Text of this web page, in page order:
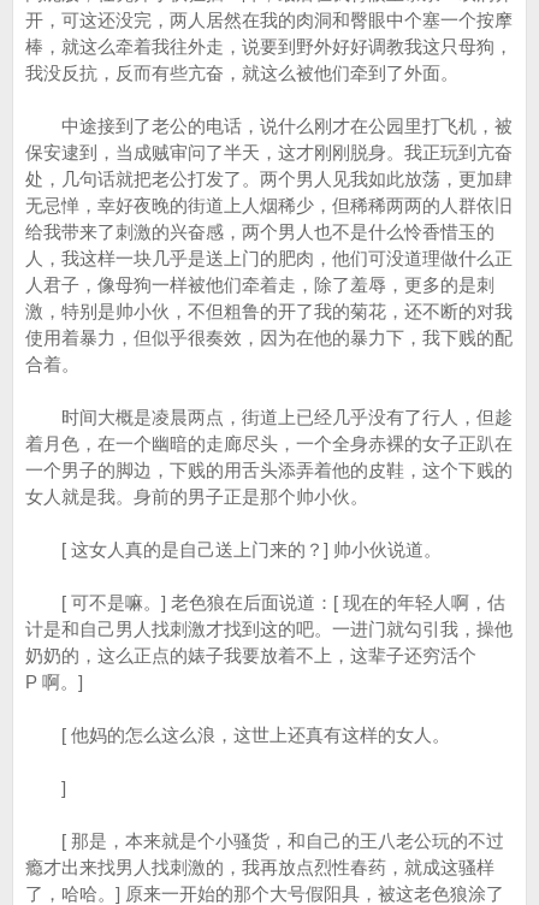
开，可这还没完，两人居然在我的肉洞和臀眼中个塞一个按摩
棒，就这么牵着我往外走，说要到野外好好调教我这只母狗，
我没反抗，反而有些亢奋，就这么被他们牵到了外面。
中途接到了老公的电话，说什么刚才在公园里打飞机，被
保安逮到，当成贼审问了半天，这才刚刚脱身。我正玩到亢奋
处，几句话就把老公打发了。两个男人见我如此放荡，更加肆
无忌惮，幸好夜晚的街道上人烟稀少，但稀稀两两的人群依旧
给我带来了刺激的兴奋感，两个男人也不是什么怜香惜玉的
人，我这样一块几乎是送上门的肥肉，他们可没道理做什么正
人君子，像母狗一样被他们牵着走，除了羞辱，更多的是刺
激，特别是帅小伙，不但粗鲁的开了我的菊花，还不断的对我
使用着暴力，但似乎很奏效，因为在他的暴力下，我下贱的配
合着。
时间大概是凌晨两点，街道上已经几乎没有了行人，但趁
着月色，在一个幽暗的走廊尽头，一个全身赤裸的女子正趴在
一个男子的脚边，下贱的用舌头添弄着他的皮鞋，这个下贱的
女人就是我。身前的男子正是那个帅小伙。
[ 这女人真的是自己送上门来的？] 帅小伙说道。
[ 可不是嘛。] 老色狼在后面说道：[ 现在的年轻人啊，估
计是和自己男人找刺激才找到这的吧。一进门就勾引我，操他
奶奶的，这么正点的婊子我要放着不上，这辈子还穷活个
P 啊。]
[ 他妈的怎么这么浪，这世上还真有这样的女人。
]
[ 那是，本来就是个小骚货，和自己的王八老公玩的不过
瘾才出来找男人找刺激的，我再放点烈性春药，就成这骚样
了，哈哈。] 原来一开始的那个大号假阳具，被这老色狼涂了